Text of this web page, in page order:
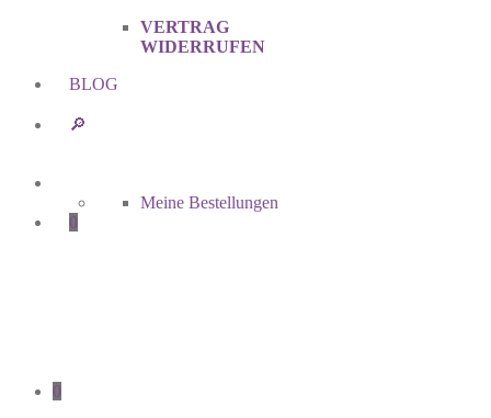
VERTRAG
WIDERRUFEN
BLOG
🔎︎
Meine Bestellungen
0
0